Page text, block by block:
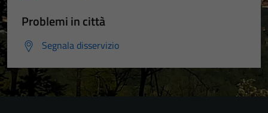
Problemi in città
Segnala disservizio